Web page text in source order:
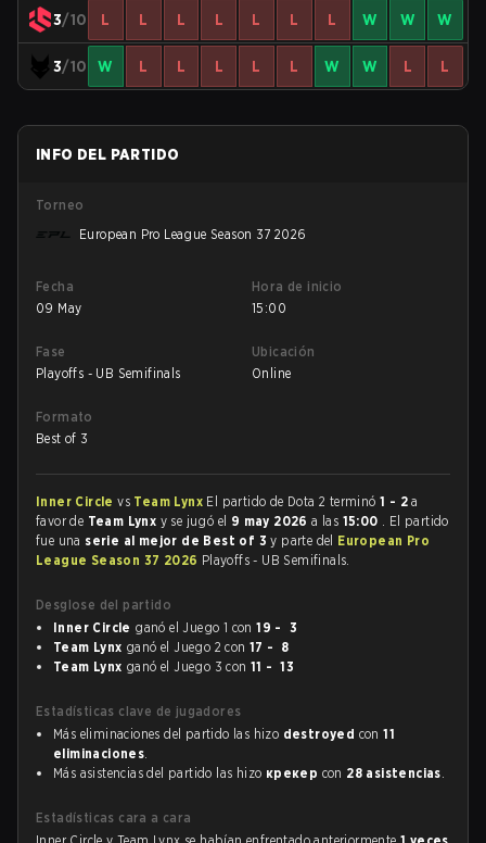
3/10 L L L L L L L W W W
3/10 W L L L L L W W L L
INFO DEL PARTIDO
Torneo
European Pro League Season 37 2026
Fecha
09 May
Hora de inicio
15:00
Fase
Playoffs - UB Semifinals
Ubicación
Online
Formato
Best of 3
Inner Circlevs Team Lynx El partido de Dota 2 terminó1 - 2 a
favor de Team Lynx y se jugó el 9 may 2026a las 15:00 . El partido
fue una serie al mejor de Best of 3y parte del European Pro
League Season 37 2026 Playoffs - UB Semifinals.
Desglose del partido
Inner Circle ganó el Juego 1 con19 - 3
Team Lynx ganó el Juego 2 con17 - 8
Team Lynx ganó el Juego 3 con11 - 13
Estadísticas clave de jugadores
Más eliminaciones del partido las hizo destroyed con11
eliminaciones.
Más asistencias del partido las hizo крекер con 28 asistencias.
Estadísticas cara a cara